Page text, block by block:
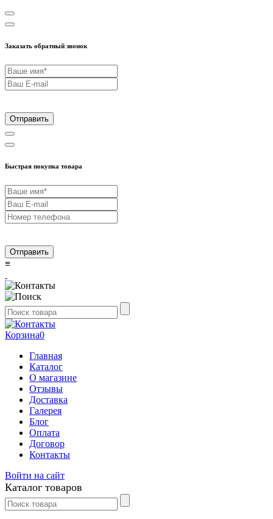
Заказать обратный звонок
Отправить
Быстрая покупка товара
Отправить
≡
Корзина0
Главная
Каталог
О магазине
Отзывы
Доставка
Галерея
Блог
Оплата
Договор
Контакты
Войти на сайт
Каталог товаров